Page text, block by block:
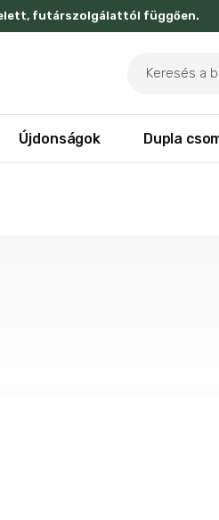
futárszolgálattól függően.
search
Újdonságok Dupla